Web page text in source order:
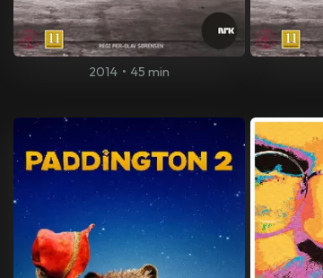
2014 • 45 min